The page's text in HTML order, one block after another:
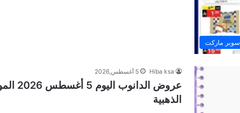
ماركت
Hiba ksa 5 أغسطس,2026
الذهبية